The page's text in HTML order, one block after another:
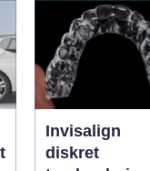
Invisalign
diskret